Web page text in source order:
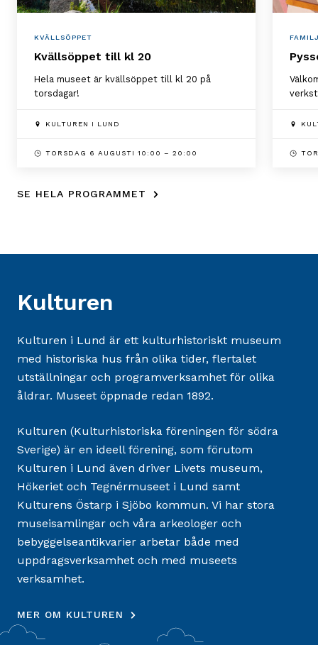
KVÄLLSÖPPET
Kvällsöppet till kl 20
Hela museet är kvällsöppet till kl 20 på
torsdagar!
KULTUREN I LUND
TORSDAG 6 AUGUSTI 10:00 – 20:00
SE HELA PROGRAMMET
Kulturen
Kulturen i Lund är ett kulturhistoriskt museum
med historiska hus från olika tider, flertalet
utställningar och programverksamhet för olika
åldrar. Museet öppnade redan 1892.
Kulturen (Kulturhistoriska föreningen för södra
Sverige) är en ideell förening, som förutom
Kulturen i Lund även driver Livets museum,
Hökeriet och Tegnérmuseet i Lund samt
Kulturens Östarp i Sjöbo kommun. Vi har stora
museisamlingar och våra arkeologer och
bebyggelseantikvarier arbetar både med
uppdragsverksamhet och med museets
verksamhet.
MER OM KULTUREN